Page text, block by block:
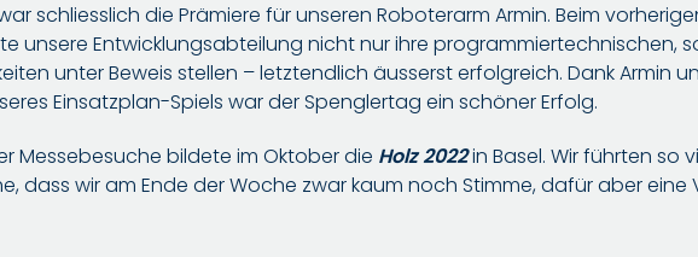
schliesslich die Prämiere für unseren Roboterarm Armin. Beim
unsere Entwicklungsabteilung nicht nur ihre programmiertechnischen,
unter Beweis stellen – letztendlich äusserst erfolgreich. Dank Armin
Einsatzplan-Spiels war der Spenglertag ein schöner Erfolg.
Messebesuche bildete im Oktober die Holz 2022in Basel. Wir führten so
dass wir am Ende der Woche zwar kaum noch Stimme, dafür aber eine